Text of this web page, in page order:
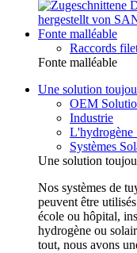
Fonte malléable
Raccords
Fonte malléable
Une solution
OEM
Industrie
L'hydrogène
Systèmes
Une solution
Nos systèmes de
peuvent être
école ou hôpital,
hydrogène ou
tout, nous avons